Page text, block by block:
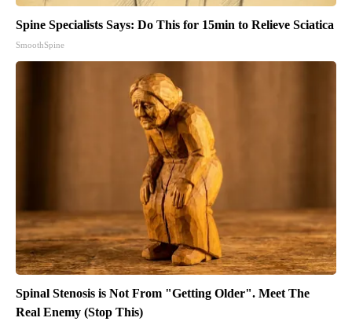
Spine Specialists Says: Do This for 15min to Relieve Sciatica
SmoothSpine
Spinal Stenosis is Not From "Getting Older". Meet The
Real Enemy (Stop This)